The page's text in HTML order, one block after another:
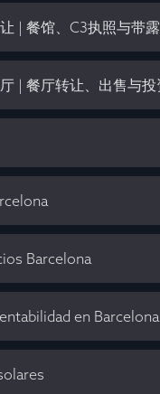
Barcelona
en Barcelona